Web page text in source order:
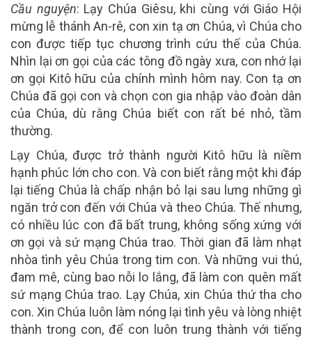
Cầu nguyện: Lạy Chúa Giêsu, khi cùng với Giáo Hội
mừng lễ thánh An-rê, con xin tạ ơn Chúa, vì Chúa cho
con được tiếp tục chương trình cứu thế của Chúa.
Nhìn lại ơn gọi của các tông đồ ngày xưa, con nhớ lại
ơn gọi Kitô hữu của chính mình hôm nay. Con tạ ơn
Chúa đã gọi con và chọn con gia nhập vào đoàn dân
của Chúa, dù rằng Chúa biết con rất bé nhỏ, tầm
thường.
Lạy Chúa, được trở thành người Kitô hữu là niềm
hạnh phúc lớn cho con. Và con biết rằng một khi đáp
lại tiếng Chúa là chấp nhận bỏ lại sau lưng những gì
ngăn trở con đến với Chúa và theo Chúa. Thế nhưng,
có nhiều lúc con đã bất trung, không sống xứng với
ơn gọi và sứ mạng Chúa trao. Thời gian đã làm nhạt
nhòa tình yêu Chúa trong tim con. Và những vui thú,
đam mê, cùng bao nỗi lo lắng, đã làm con quên mất
sứ mạng Chúa trao. Lạy Chúa, xin Chúa thứ tha cho
con. Xin Chúa luôn làm nóng lại tình yêu và lòng nhiệt
thành trong con, để con luôn trung thành với tiếng